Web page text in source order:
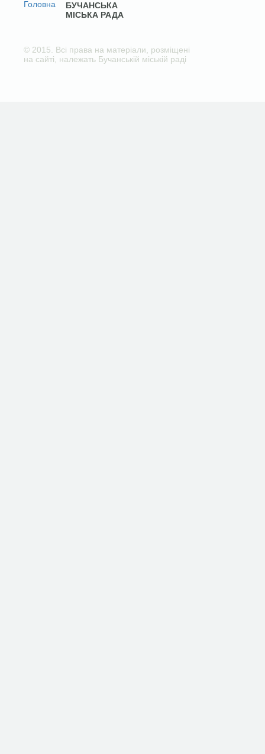
БУЧАНСЬКА
МІСЬКА РАДА
© 2015. Всі права на матеріали, розміщені
на сайті, належать Бучанській міській раді